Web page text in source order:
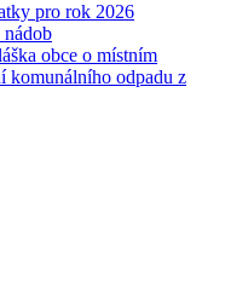
pro rok 2026
obce o místním
komunálního odpadu z